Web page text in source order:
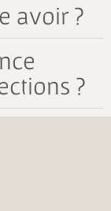
avoir ?
?